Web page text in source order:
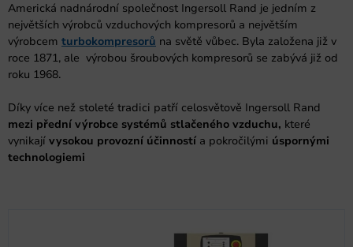
Americká nadnárodní společnost Ingersoll Rand je jedním z
největších výrobců vzduchových kompresorů a největším
výrobcem turbokompresorů na světě vůbec. Byla založena již v
roce 1871, ale výrobou šroubových kompresorů se zabývá již od
roku 1968.
Díky více než stoleté tradici patří celosvětově Ingersoll Rand
mezi přední výrobce systémů stlačeného vzduchu, které
vynikají vysokou provozní účinností a pokročilými úspornými
technologiemi